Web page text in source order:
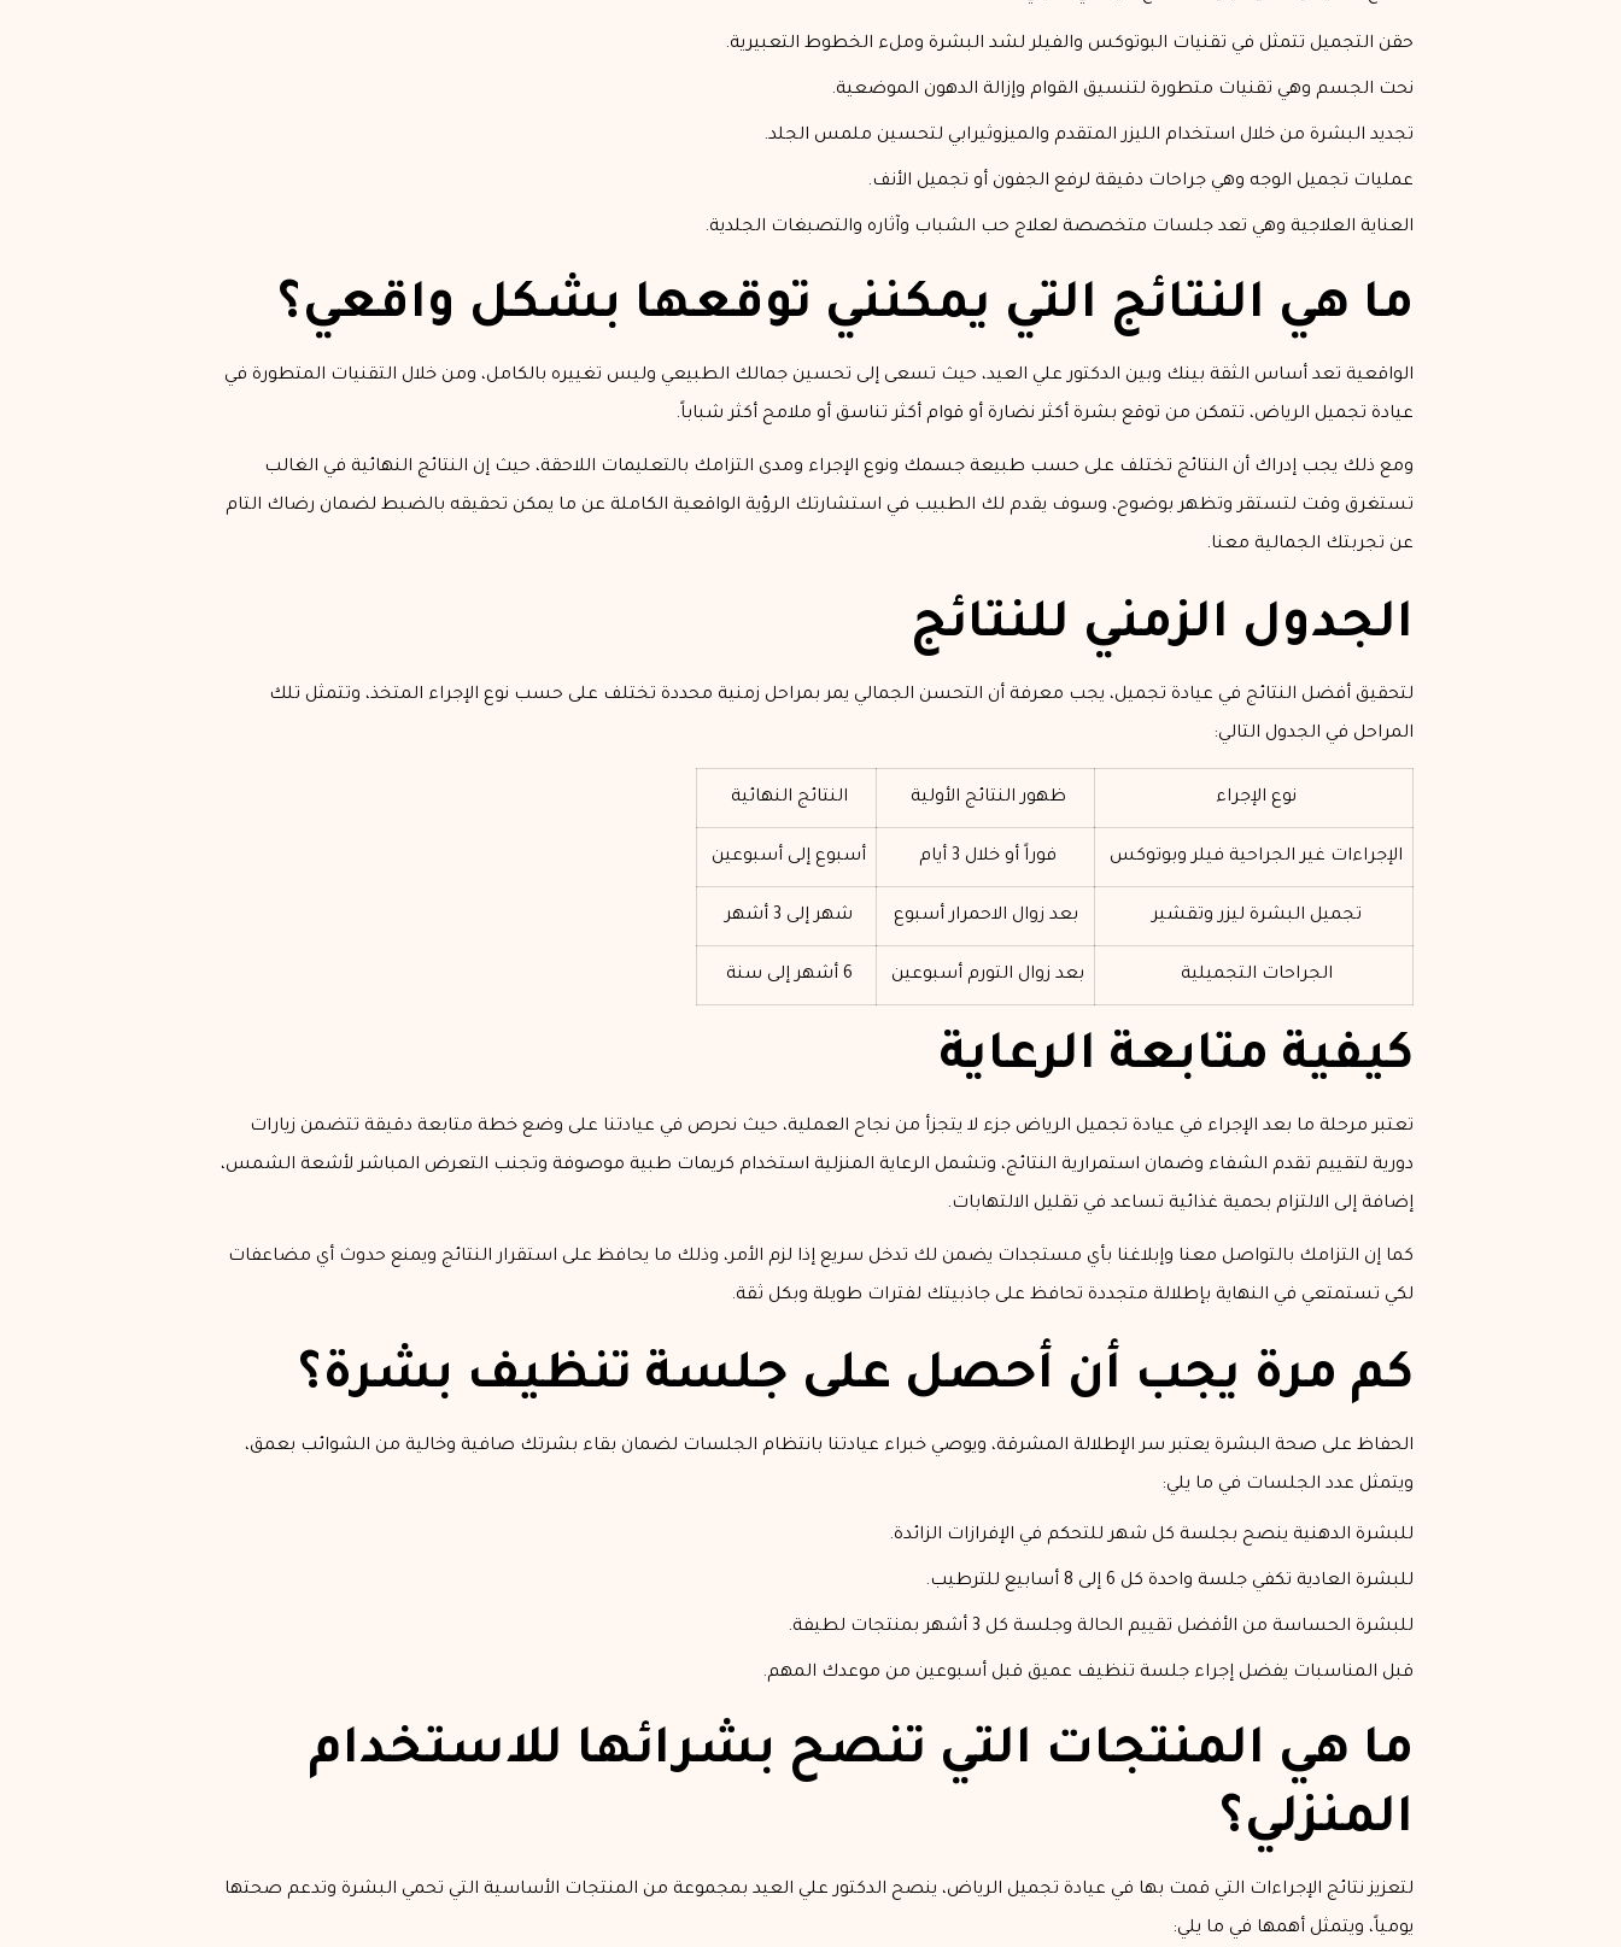
حقن التجميل تتمثل في تقنيات البوتوكس والفيلر لشد البشرة وملء الخطوط التعبيرية.
نحت الجسم وهي تقنيات متطورة لتنسيق القوام وإزالة الدهون الموضعية.
تجديد البشرة من خلال استخدام الليزر المتقدم والميزوثيرابي لتحسين ملمس الجلد.
عمليات تجميل الوجه وهي جراحات دقيقة لرفع الجفون أو تجميل الأنف.
العناية العلاجية وهي تعد جلسات متخصصة لعلاج حب الشباب وآثاره والتصبغات الجلدية.
ما هي النتائج التي يمكنني توقعها بشكل واقعي؟
الواقعية تعد أساس الثقة بينك وبين الدكتور علي العيد، حيث تسعى إلى تحسين جمالك الطبيعي وليس تغييره بالكامل، ومن خلال التقنيات المتطورة في
عيادة تجميل الرياض، تتمكن من توقع بشرة أكثر نضارة أو قوام أكثر تناسق أو ملامح أكثر شباباً.
ومع ذلك يجب إدراك أن النتائج تختلف على حسب طبيعة جسمك ونوع الإجراء ومدى التزامك بالتعليمات اللاحقة، حيث إن النتائج النهائية في الغالب
تستغرق وقت لتستقر وتظهر بوضوح، وسوف يقدم لك الطبيب في استشارتك الرؤية الواقعية الكاملة عن ما يمكن تحقيقه بالضبط لضمان رضاك التام
عن تجربتك الجمالية معنا.
الجدول الزمني للنتائج
لتحقيق أفضل النتائج في عيادة تجميل، يجب معرفة أن التحسن الجمالي يمر بمراحل زمنية محددة تختلف على حسب نوع الإجراء المتخذ، وتتمثل تلك
المراحل في الجدول التالي:
نوع الإجراء ظهور النتائج الأولية النتائج النهائية
الإجراءات غير الجراحية فيلر وبوتوكس فوراً أو خلال 3 أيام أسبوع إلى أسبوعين
تجميل البشرة ليزر وتقشير بعد زوال الاحمرار أسبوع شهر إلى 3 أشهر
الجراحات التجميلية بعد زوال التورم أسبوعين 6 أشهر إلى سنة
كيفية متابعة الرعاية
تعتبر مرحلة ما بعد الإجراء في عيادة تجميل الرياض جزء لا يتجزأ من نجاح العملية، حيث نحرص في عيادتنا على وضع خطة متابعة دقيقة تتضمن زيارات
دورية لتقييم تقدم الشفاء وضمان استمرارية النتائج، وتشمل الرعاية المنزلية استخدام كريمات طبية موصوفة وتجنب التعرض المباشر لأشعة الشمس،
إضافة إلى الالتزام بحمية غذائية تساعد في تقليل الالتهابات.
كما إن التزامك بالتواصل معنا وإبلاغنا بأي مستجدات يضمن لك تدخل سريع إذا لزم الأمر، وذلك ما يحافظ على استقرار النتائج ويمنع حدوث أي مضاعفات
لكي تستمتعي في النهاية بإطلالة متجددة تحافظ على جاذبيتك لفترات طويلة وبكل ثقة.
كم مرة يجب أن أحصل على جلسة تنظيف بشرة؟
الحفاظ على صحة البشرة يعتبر سر الإطلالة المشرقة، ويوصي خبراء عيادتنا بانتظام الجلسات لضمان بقاء بشرتك صافية وخالية من الشوائب بعمق،
ويتمثل عدد الجلسات في ما يلي:
للبشرة الدهنية ينصح بجلسة كل شهر للتحكم في الإفرازات الزائدة.
للبشرة العادية تكفي جلسة واحدة كل 6 إلى 8 أسابيع للترطيب.
للبشرة الحساسة من الأفضل تقييم الحالة وجلسة كل 3 أشهر بمنتجات لطيفة.
قبل المناسبات يفضل إجراء جلسة تنظيف عميق قبل أسبوعين من موعدك المهم.
ما هي المنتجات التي تنصح بشرائها للاستخدام
المنزلي؟
لتعزيز نتائج الإجراءات التي قمت بها في عيادة تجميل الرياض، ينصح الدكتور علي العيد بمجموعة من المنتجات الأساسية التي تحمي البشرة وتدعم صحتها
يومياً، ويتمثل أهمها في ما يلي: